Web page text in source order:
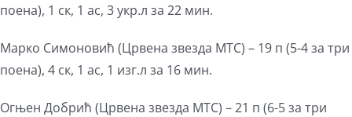
поена), 1 ск, 1 ас, 3 укр.л за 22 мин.
Марко Симоновић (Црвена звезда МТС) – 19 п (5-4 за три
поена), 4 ск, 1 ас, 1 изг.л за 16 мин.
Огњен Добрић (Црвена звезда МТС) – 21 п (6-5 за три